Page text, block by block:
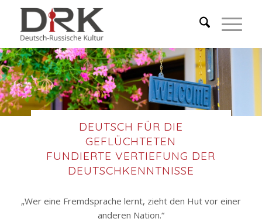
DEUTSCH FÜR DIE
GEFLÜCHTETEN
FUNDIERTE VERTIEFUNG DER
DEUTSCHKENNTNISSE
„Wer eine Fremdsprache lernt, zieht den Hut vor einer
anderen Nation.“